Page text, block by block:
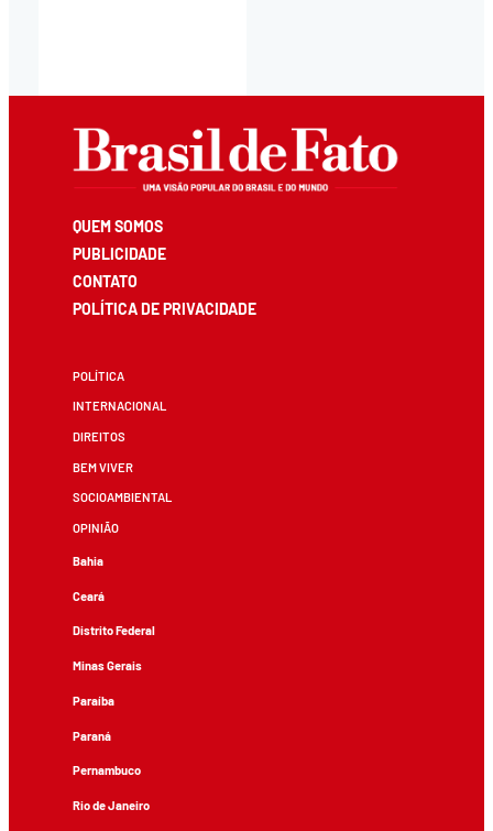
QUEM SOMOS
PUBLICIDADE
CONTATO
POLÍTICA DE PRIVACIDADE
POLÍTICA
INTERNACIONAL
DIREITOS
BEM VIVER
SOCIOAMBIENTAL
OPINIÃO
Bahia
Ceará
Distrito Federal
Minas Gerais
Paraíba
Paraná
Pernambuco
Rio de Janeiro